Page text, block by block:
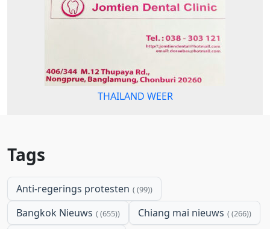
THAILAND WEER
Tags
Anti-regerings protesten (99)
Bangkok Nieuws (655) Chiang mai nieuws (266)